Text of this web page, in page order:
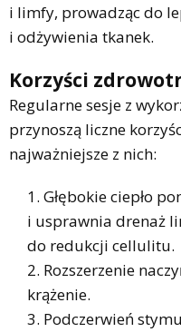
i limfy, prowadząc do
i odżywienia tkanek.
Korzyści
Regularne sesje z
przynoszą liczne
najważniejsze z nich:
Głębokie ciepło
i usprawnia drenaż
do redukcji cellulitu.
Rozszerzenie
krążenie.
Podczerwień